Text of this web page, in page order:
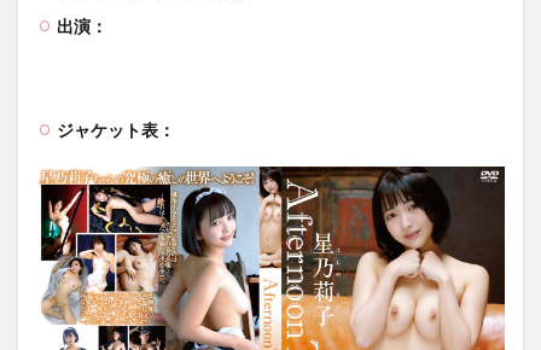
出演：
ジャケット表：